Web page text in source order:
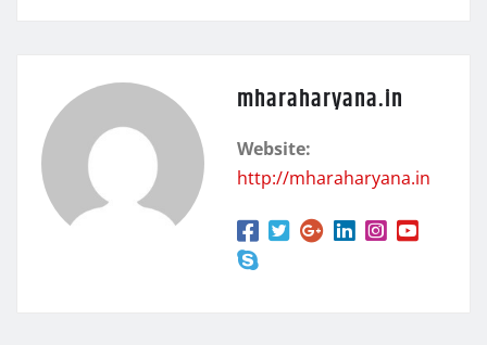
mharaharyana.in
Website:
http://mharaharyana.in